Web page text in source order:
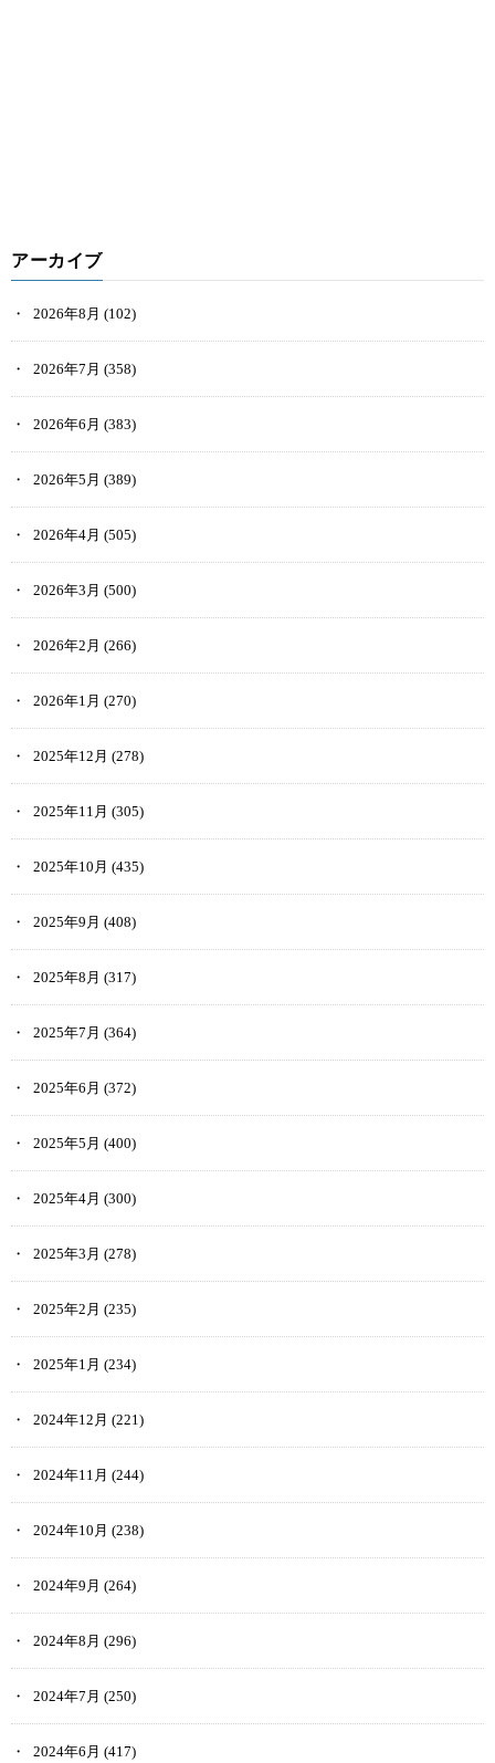
アーカイブ
2026年8月 (102)
2026年7月 (358)
2026年6月 (383)
2026年5月 (389)
2026年4月 (505)
2026年3月 (500)
2026年2月 (266)
2026年1月 (270)
2025年12月 (278)
2025年11月 (305)
2025年10月 (435)
2025年9月 (408)
2025年8月 (317)
2025年7月 (364)
2025年6月 (372)
2025年5月 (400)
2025年4月 (300)
2025年3月 (278)
2025年2月 (235)
2025年1月 (234)
2024年12月 (221)
2024年11月 (244)
2024年10月 (238)
2024年9月 (264)
2024年8月 (296)
2024年7月 (250)
2024年6月 (417)